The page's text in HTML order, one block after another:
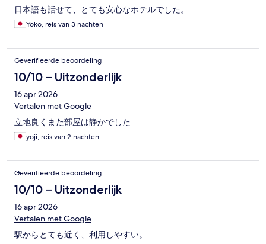
日本語も話せて、とても安心なホテルでした。
Yoko, reis van 3 nachten
Geverifieerde beoordeling
10/10 – Uitzonderlijk
16 apr 2026
Vertalen met Google
立地良くまた部屋は静かでした
yoji, reis van 2 nachten
Geverifieerde beoordeling
10/10 – Uitzonderlijk
16 apr 2026
Vertalen met Google
駅からとても近く、利用しやすい。